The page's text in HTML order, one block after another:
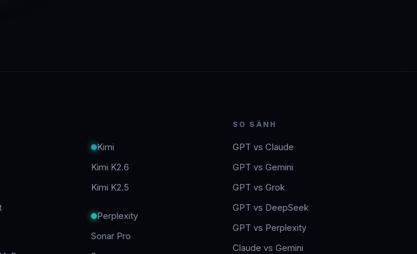
Kimi
Kimi K2.6
Kimi K2.5
Perplexity
Sonar Pro
SO SÁNH
GPT vs Claude
GPT vs Gemini
GPT vs Grok
GPT vs DeepSeek
GPT vs Perplexity
Claude vs Gemini